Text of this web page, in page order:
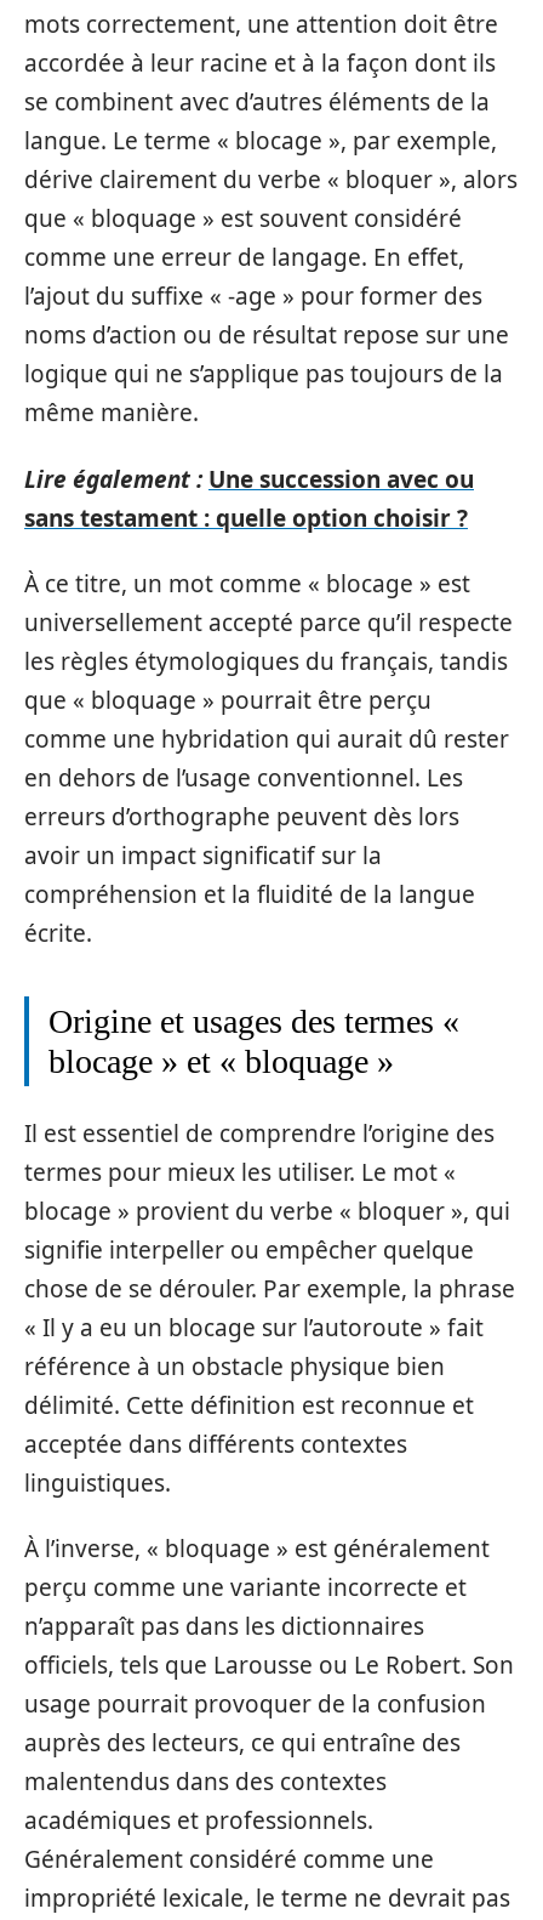
mots correctement, une attention doit être
accordée à leur racine et à la façon dont ils
se combinent avec d’autres éléments de la
langue. Le terme « blocage », par exemple,
dérive clairement du verbe « bloquer », alors
que « bloquage » est souvent considéré
comme une erreur de langage. En effet,
l’ajout du suffixe « -age » pour former des
noms d’action ou de résultat repose sur une
logique qui ne s’applique pas toujours de la
même manière.
Lire également : Une succession avec ou
sans testament : quelle option choisir ?
À ce titre, un mot comme « blocage » est
universellement accepté parce qu’il respecte
les règles étymologiques du français, tandis
que « bloquage » pourrait être perçu
comme une hybridation qui aurait dû rester
en dehors de l’usage conventionnel. Les
erreurs d’orthographe peuvent dès lors
avoir un impact significatif sur la
compréhension et la fluidité de la langue
écrite.
Origine et usages des termes «
blocage » et « bloquage »
Il est essentiel de comprendre l’origine des
termes pour mieux les utiliser. Le mot «
blocage » provient du verbe « bloquer », qui
signifie interpeller ou empêcher quelque
chose de se dérouler. Par exemple, la phrase
« Il y a eu un blocage sur l’autoroute » fait
référence à un obstacle physique bien
délimité. Cette définition est reconnue et
acceptée dans différents contextes
linguistiques.
À l’inverse, « bloquage » est généralement
perçu comme une variante incorrecte et
n’apparaît pas dans les dictionnaires
officiels, tels que Larousse ou Le Robert. Son
usage pourrait provoquer de la confusion
auprès des lecteurs, ce qui entraîne des
malentendus dans des contextes
académiques et professionnels.
Généralement considéré comme une
impropriété lexicale, le terme ne devrait pas